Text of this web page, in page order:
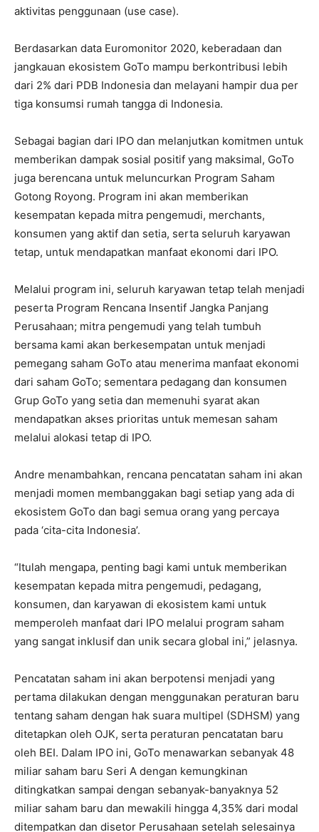
aktivitas penggunaan (use case).
Berdasarkan data Euromonitor 2020, keberadaan dan
jangkauan ekosistem GoTo mampu berkontribusi lebih
dari 2% dari PDB Indonesia dan melayani hampir dua per
tiga konsumsi rumah tangga di Indonesia.
Sebagai bagian dari IPO dan melanjutkan komitmen untuk
memberikan dampak sosial positif yang maksimal, GoTo
juga berencana untuk meluncurkan Program Saham
Gotong Royong. Program ini akan memberikan
kesempatan kepada mitra pengemudi, merchants,
konsumen yang aktif dan setia, serta seluruh karyawan
tetap, untuk mendapatkan manfaat ekonomi dari IPO.
Melalui program ini, seluruh karyawan tetap telah menjadi
peserta Program Rencana Insentif Jangka Panjang
Perusahaan; mitra pengemudi yang telah tumbuh
bersama kami akan berkesempatan untuk menjadi
pemegang saham GoTo atau menerima manfaat ekonomi
dari saham GoTo; sementara pedagang dan konsumen
Grup GoTo yang setia dan memenuhi syarat akan
mendapatkan akses prioritas untuk memesan saham
melalui alokasi tetap di IPO.
Andre menambahkan, rencana pencatatan saham ini akan
menjadi momen membanggakan bagi setiap yang ada di
ekosistem GoTo dan bagi semua orang yang percaya
pada ‘cita-cita Indonesia’.
“Itulah mengapa, penting bagi kami untuk memberikan
kesempatan kepada mitra pengemudi, pedagang,
konsumen, dan karyawan di ekosistem kami untuk
memperoleh manfaat dari IPO melalui program saham
yang sangat inklusif dan unik secara global ini,” jelasnya.
Pencatatan saham ini akan berpotensi menjadi yang
pertama dilakukan dengan menggunakan peraturan baru
tentang saham dengan hak suara multipel (SDHSM) yang
ditetapkan oleh OJK, serta peraturan pencatatan baru
oleh BEI. Dalam IPO ini, GoTo menawarkan sebanyak 48
miliar saham baru Seri A dengan kemungkinan
ditingkatkan sampai dengan sebanyak-banyaknya 52
miliar saham baru dan mewakili hingga 4,35% dari modal
ditempatkan dan disetor Perusahaan setelah selesainya